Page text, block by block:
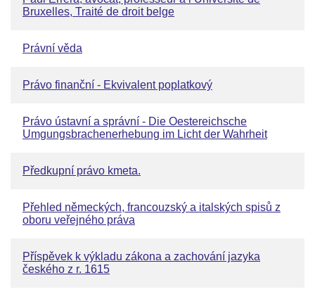
Bruxelles, Traité de droit belge
Právní věda
Právo finanční - Ekvivalent poplatkový
Právo ústavní a správní - Die Oestereichsche
Umgungsbrachenerhebung im Licht der Wahrheit
Předkupní právo kmeta.
Přehled německých, francouzský a italských spisů z
oboru veřejného práva
Příspěvek k výkladu zákona a zachování jazyka
českého z r. 1615